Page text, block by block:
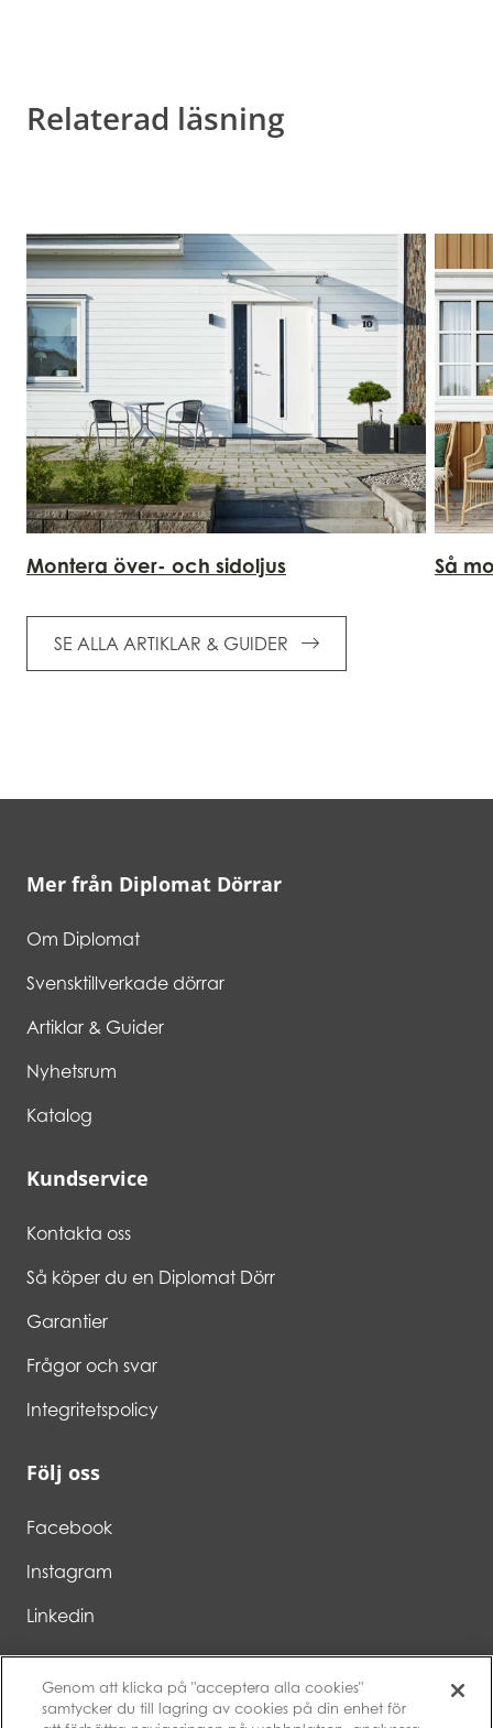
Relaterad läsning
Montera över- och sidoljus Så
SE ALLA ARTIKLAR & GUIDER
Mer från Diplomat Dörrar
Om Diplomat
Svensktillverkade dörrar
Artiklar & Guider
Nyhetsrum
Katalog
Kundservice
Kontakta oss
Så köper du en Diplomat Dörr
Garantier
Frågor och svar
Integritetspolicy
Följ oss
Facebook
Instagram
Linkedin
Genom att klicka på "acceptera alla cookies"
samtycker du till lagring av cookies på din enhet för